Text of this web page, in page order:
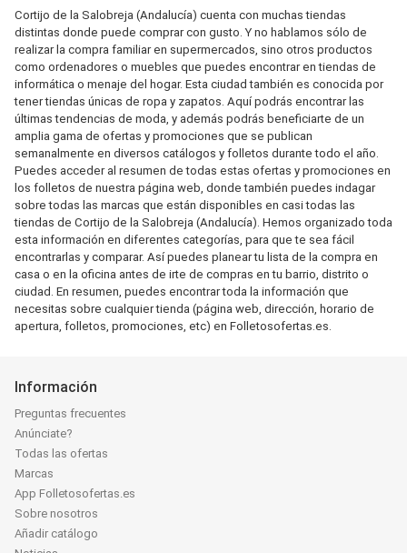
Cortijo de la Salobreja (Andalucía) cuenta con muchas tiendas
distintas donde puede comprar con gusto. Y no hablamos sólo de
realizar la compra familiar en supermercados, sino otros productos
como ordenadores o muebles que puedes encontrar en tiendas de
informática o menaje del hogar. Esta ciudad también es conocida por
tener tiendas únicas de ropa y zapatos. Aquí podrás encontrar las
últimas tendencias de moda, y además podrás beneficiarte de un
amplia gama de ofertas y promociones que se publican
semanalmente en diversos catálogos y folletos durante todo el año.
Puedes acceder al resumen de todas estas ofertas y promociones en
los folletos de nuestra página web, donde también puedes indagar
sobre todas las marcas que están disponibles en casi todas las
tiendas de Cortijo de la Salobreja (Andalucía). Hemos organizado toda
esta información en diferentes categorías, para que te sea fácil
encontrarlas y comparar. Así puedes planear tu lista de la compra en
casa o en la oficina antes de irte de compras en tu barrio, distrito o
ciudad. En resumen, puedes encontrar toda la información que
necesitas sobre cualquier tienda (página web, dirección, horario de
apertura, folletos, promociones, etc) en Folletosofertas.es.
Información
Preguntas frecuentes
Anúnciate?
Todas las ofertas
Marcas
App Folletosofertas.es
Sobre nosotros
Añadir catálogo